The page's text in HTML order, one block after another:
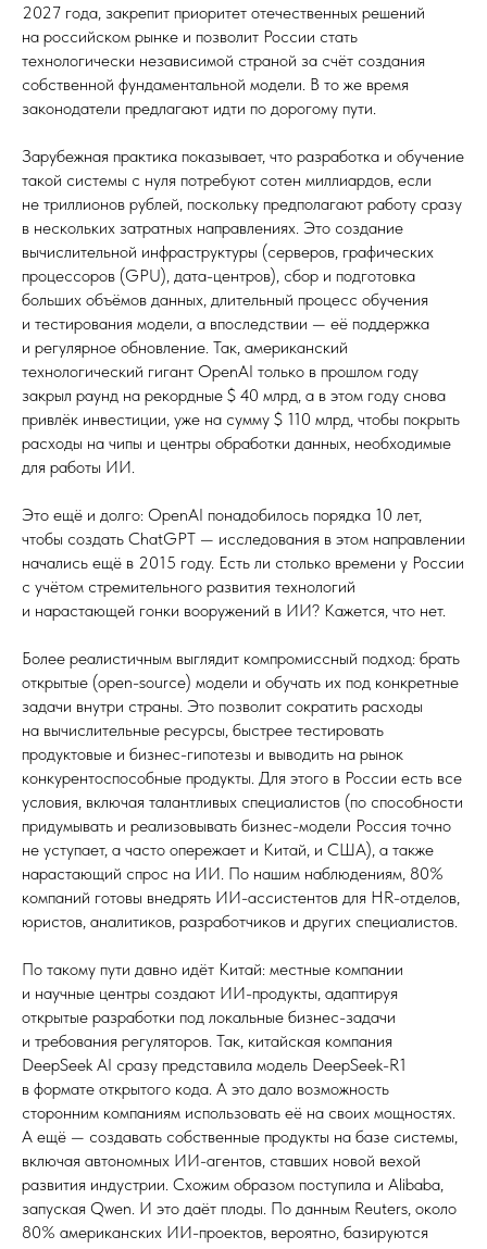
2027 года, закрепит приоритет отечественных решений
на российском рынке и позволит России стать
технологически независимой страной за счёт создания
собственной фундаментальной модели. В то же время
законодатели предлагают идти по дорогому пути.
Зарубежная практика показывает, что разработка и обучение
такой системы с нуля потребуют сотен миллиардов, если
не триллионов рублей, поскольку предполагают работу сразу
в нескольких затратных направлениях. Это создание
вычислительной инфраструктуры (серверов, графических
процессоров (GPU), дата-центров), сбор и подготовка
больших объёмов данных, длительный процесс обучения
и тестирования модели, а впоследствии — её поддержка
и регулярное обновление. Так, американский
технологический гигант OpenAI только в прошлом году
закрыл раунд на рекордные $ 40 млрд, а в этом году снова
привлёк инвестиции, уже на сумму $ 110 млрд, чтобы покрыть
расходы на чипы и центры обработки данных, необходимые
для работы ИИ.
Это ещё и долго: OpenAI понадобилось порядка 10 лет,
чтобы создать ChatGPT — исследования в этом направлении
начались ещё в 2015 году. Есть ли столько времени у России
с учётом стремительного развития технологий
и нарастающей гонки вооружений в ИИ? Кажется, что нет.
Более реалистичным выглядит компромиссный подход: брать
открытые (open-source) модели и обучать их под конкретные
задачи внутри страны. Это позволит сократить расходы
на вычислительные ресурсы, быстрее тестировать
продуктовые и бизнес-гипотезы и выводить на рынок
конкурентоспособные продукты. Для этого в России есть все
условия, включая талантливых специалистов (по способности
придумывать и реализовывать бизнес-модели Россия точно
не уступает, а часто опережает и Китай, и США), а также
нарастающий спрос на ИИ. По нашим наблюдениям, 80%
компаний готовы внедрять ИИ-ассистентов для HR-отделов,
юристов, аналитиков, разработчиков и других специалистов.
По такому пути давно идёт Китай: местные компании
и научные центры создают ИИ-продукты, адаптируя
открытые разработки под локальные бизнес-задачи
и требования регуляторов. Так, китайская компания
DeepSeek AI сразу представила модель DeepSeek-R1
в формате открытого кода. А это дало возможность
сторонним компаниям использовать её на своих мощностях.
А ещё — создавать собственные продукты на базе системы,
включая автономных ИИ-агентов, ставших новой вехой
развития индустрии. Схожим образом поступила и Alibaba,
запуская Qwen. И это даёт плоды. По данным Reuters, около
80% американских ИИ-проектов, вероятно, базируются